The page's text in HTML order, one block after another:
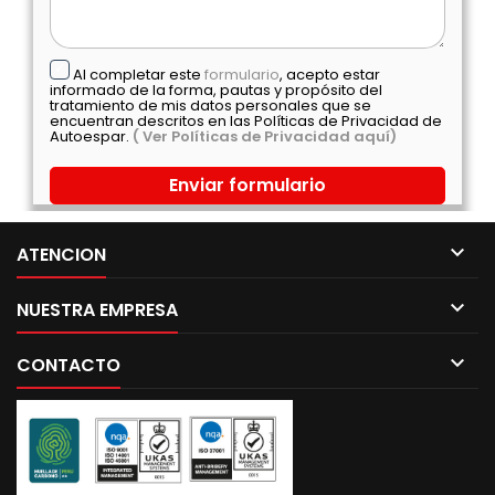
Al completar este formulario, acepto estar
informado de la forma, pautas y propósito del
tratamiento de mis datos personales que se
encuentran descritos en las Políticas de Privacidad de
Autoespar. ( Ver Políticas de Privacidad aquí)
ATENCION 
NUESTRA EMPRESA 
CONTACTO 